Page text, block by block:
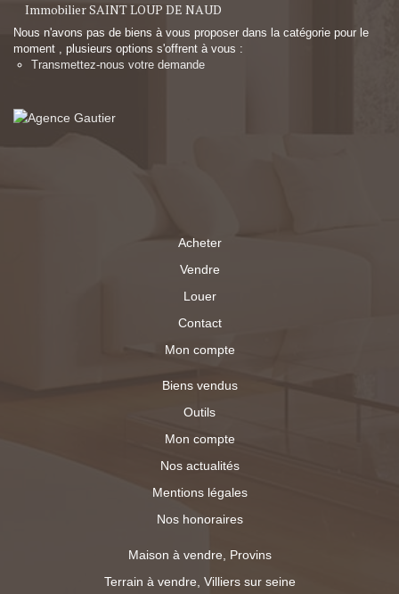
Immobilier SAINT LOUP DE NAUD
Nous n'avons pas de biens à vous proposer dans la catégorie pour le
moment , plusieurs options s'offrent à vous :
Transmettez-nous votre demande
Acheter
Vendre
Louer
Contact
Mon compte
Biens vendus
Outils
Mon compte
Nos actualités
Mentions légales
Nos honoraires
Maison à vendre, Provins
Terrain à vendre, Villiers sur seine